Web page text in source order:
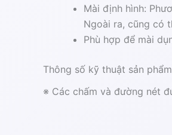
Mài định hình:
Ngoài ra, cũng có
Phù hợp để mài
Thông số kỹ thuật sản phẩm
※ Các chấm và đường nét